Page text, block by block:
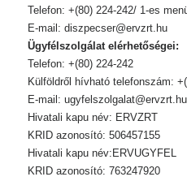
Telefon: +(80) 224-242/ 1-es
E-mail: diszpecser@ervzrt.hu
Ügyfélszolgálat elérhetőségei:
Telefon: +(80) 224-242
Külföldről hívható telefonszám:
E-mail: ugyfelszolgalat@ervzrt.hu
Hivatali kapu név: ERVZRT
KRID azonosító: 506457155
Hivatali kapu név:ERVUGYFEL
KRID azonosító: 763247920